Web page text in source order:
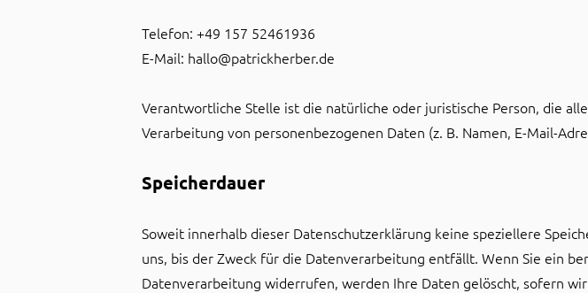
Telefon: +49 157 52461936
E-Mail: hallo@patrickherber.de
Verantwortliche Stelle ist die natürliche oder juristische Person, die
Verarbeitung von personenbezogenen Daten (z. B. Namen, E-Mail-
Speicherdauer
Soweit innerhalb dieser Datenschutzerklärung keine speziellere
uns, bis der Zweck für die Datenverarbeitung entfällt. Wenn Sie ein
Datenverarbeitung widerrufen, werden Ihre Daten gelöscht, sofern